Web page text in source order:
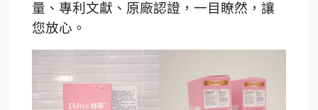
量、專利文獻、原廠認證，一目瞭然，讓
您放心。